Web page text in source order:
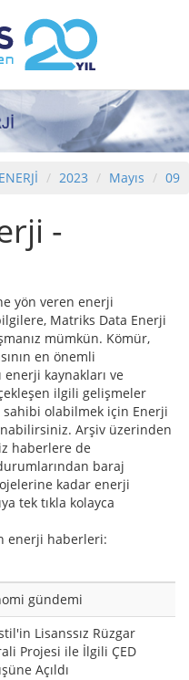
ENERJİ 2023 Mayıs 09
-
yön veren enerji
Matriks Data Enerji
mümkün. Kömür,
en önemli
kaynakları ve
ilgili gelişmeler
olabilmek için Enerji
Arşiv üzerinden
haberlere de
baraj
kadar enerji
tek tıkla kolayca
enerji haberleri:
gündemi
Lisanssız Rüzgar
Projesi ile İlgili ÇED
Açıldı